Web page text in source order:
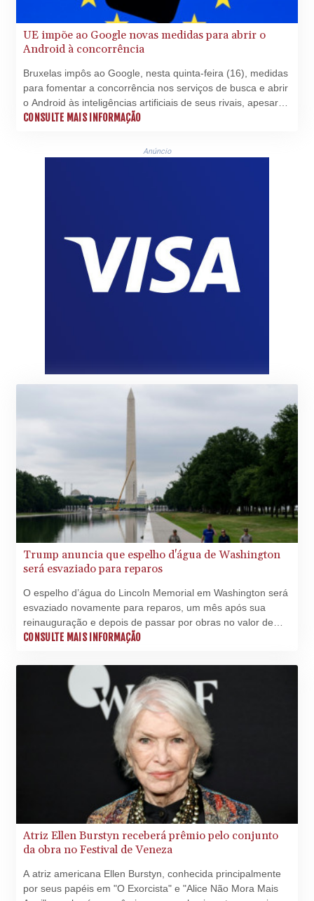
UE impõe ao Google novas medidas para abrir o
Android à concorrência
Bruxelas impôs ao Google, nesta quinta-feira (16), medidas
para fomentar a concorrência nos serviços de busca e abrir
o Android às inteligências artificiais de seus rivais, apesar
dos protestos do gigante americano.
CONSULTE MAIS INFORMAÇÃO
Anúncio
Trump anuncia que espelho d'água de Washington
será esvaziado para reparos
O espelho d’água do Lincoln Memorial em Washington será
esvaziado novamente para reparos, um mês após sua
reinauguração e depois de passar por obras no valor de
cerca de 14 milhões de dólares (71 milhões de reais),
CONSULTE MAIS INFORMAÇÃO
Atriz Ellen Burstyn receberá prêmio pelo conjunto
da obra no Festival de Veneza
A atriz americana Ellen Burstyn, conhecida principalmente
por seus papéis em "O Exorcista" e "Alice Não Mora Mais